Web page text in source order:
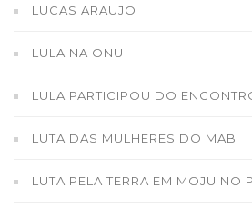
LUCAS ARAUJO
LULA NA ONU
LULA PARTICIPOU DO
LUTA DAS MULHERES DO MAB
LUTA PELA TERRA EM MOJU NO